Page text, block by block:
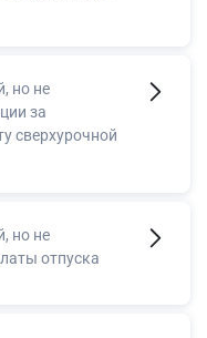
но не
за
сверхурочной
но не
отпуска